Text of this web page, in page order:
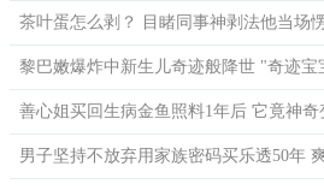
茶叶蛋怎么剥？ 目睹同事神剥法他当场
黎巴嫩爆炸中新生儿奇迹般降世 "奇迹宝
善心姐买回生病金鱼照料1年后 它竟神奇
男子坚持不放弃用家族密码买乐透50年